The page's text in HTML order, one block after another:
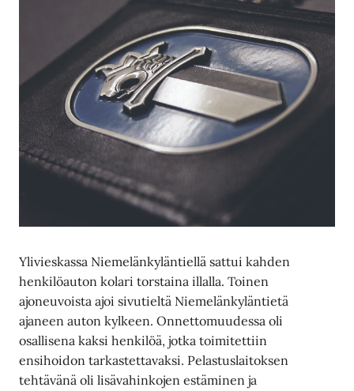
Ylivieskassa Niemelänkyläntiellä sattui kahden
henkilöauton kolari torstaina illalla. Toinen
ajoneuvoista ajoi sivutieltä Niemelänkyläntietä
ajaneen auton kylkeen. Onnettomuudessa oli
osallisena kaksi henkilöä, jotka toimitettiin
ensihoidon tarkastettavaksi. Pelastuslaitoksen
tehtävänä oli lisävahinkojen estäminen ja